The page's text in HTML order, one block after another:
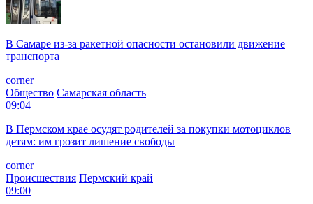
В Самаре из-за ракетной опасности остановили движение
транспорта
corner
Общество Самарская область
09:04
В Пермском крае осудят родителей за покупки мотоциклов
детям: им грозит лишение свободы
corner
Происшествия Пермский край
09:00